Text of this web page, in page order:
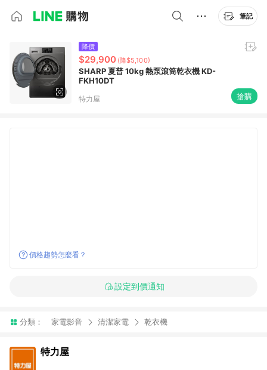
筆記
降價
$29,900 (降$5,100)
SHARP 夏普 10kg 熱泵滾筒乾衣機 KD-
FKH10DT
特力屋 搶購
價格趨勢怎麼看？
設定到價通知
分類： 家電影音 清潔家電 乾衣機
特力屋